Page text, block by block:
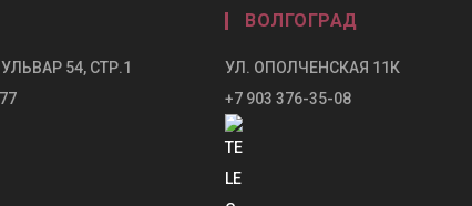
54, СТР.1
ВОЛГОГРАД
УЛ. ОПОЛЧЕНСКАЯ 11К
+7 903 376-35-08